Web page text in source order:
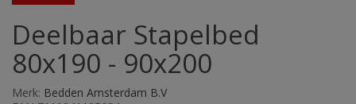
Deelbaar Stapelbed
80x190 - 90x200
Merk: Bedden Amsterdam B.V